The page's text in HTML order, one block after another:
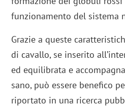
funzionamento del sistema
Grazie a queste
di cavallo, se inserito
ed equilibrata e
sano, può essere benefico
riportato in una ricerca